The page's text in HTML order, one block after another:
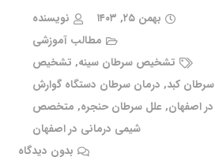
بهمن ۲۵, ۱۴۰۳
نویسنده
مطالب آموزشی
تشخیص سرطان سینه, تشخیص
سرطان کبد, درمان سرطان دستگاه گوارش
در اصفهان, علل سرطان حنجره, متخصص
شیمی درمانی در اصفهان
بدون دیدگاه